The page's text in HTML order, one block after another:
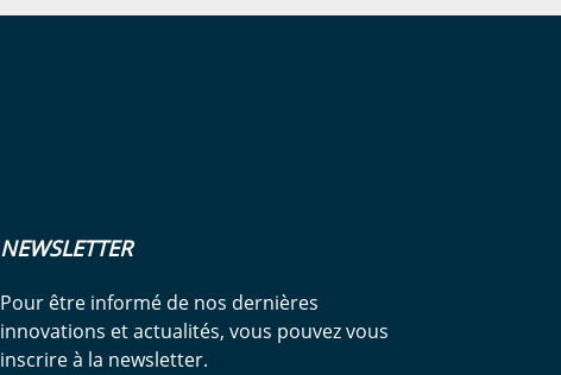
NEWSLETTER
Pour être informé de nos dernières
innovations et actualités, vous pouvez vous
inscrire à la newsletter.